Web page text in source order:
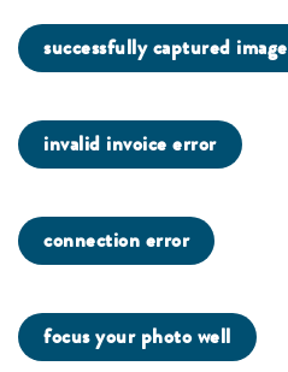
successfully captured image
invalid invoice error
connection error
focus your photo well